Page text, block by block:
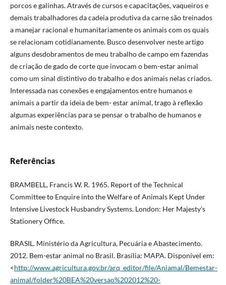
porcos e galinhas. Através de cursos e capacitações, vaqueiros e
demais trabalhadores da cadeia produtiva da carne são treinados
a manejar racional e humanitariamente os animais com os quais
se relacionam cotidianamente. Busco desenvolver neste artigo
alguns desdobramentos de meu trabalho de campo em fazendas
de criação de gado de corte que invocam o bem-estar animal
como um sinal distintivo do trabalho e dos animais nelas criados.
Interessada nas conexões e engajamentos entre humanos e
animais a partir da ideia de bem- estar animal, trago à reflexão
algumas experiências para se pensar o trabalho de humanos e
animais neste contexto.
Referências
BRAMBELL, Francis W. R. 1965. Report of the Technical
Committee to Enquire into the Welfare of Animals Kept Under
Intensive Livestock Husbandry Systems. London: Her Majesty’s
Stationery Office.
BRASIL. Ministério da Agricultura, Pecuária e Abastecimento.
2012. Bem-estar animal no Brasil. Brasília: MAPA. Disponível em:
<http://www.agricultura.gov.br/arq_editor/file/Aniamal/Bemestar-
animal/folder%20BEA%20versao%202012%20-